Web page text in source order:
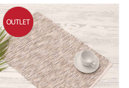
Dodaj u korpu